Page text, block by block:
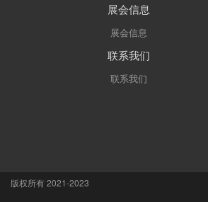
展会信息
展会信息
联系我们
联系我们
版权所有 2021-2023